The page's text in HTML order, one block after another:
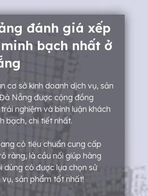
đánh giá xếp
bạch nhất ở
cơ sở kinh doanh dịch vụ, sản
Nẵng được cộng đồng
nghiệm và bình luận khách
bạch, chi tiết nhất.
có tiêu chuẩn cung cấp
ràng, là cầu nối giúp hàng
dùng có được lựa chọn sử
sản phẩm tốt nhất!